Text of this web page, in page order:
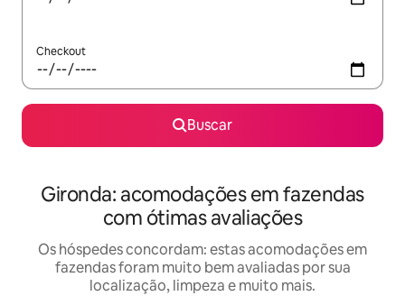
Checkout
Buscar
Gironda: acomodações em fazendas
com ótimas avaliações
Os hóspedes concordam: estas acomodações em
fazendas foram muito bem avaliadas por sua
localização, limpeza e muito mais.